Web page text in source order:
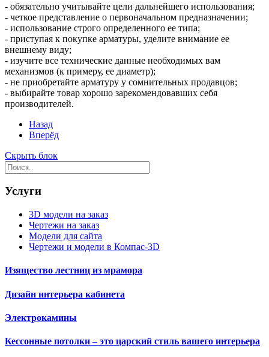
- обязательно учитывайте цели дальнейшего использования;
- четкое представление о первоначальном предназначении;
- использование строго определенного ее типа;
- приступая к покупке арматуры, уделите внимание ее
внешнему виду;
- изучите все технические данные необходимых вам
механизмов (к примеру, ее диаметр);
- не приобретайте арматуру у сомнительных продавцов;
- выбирайте товар хорошо зарекомендовавших себя
производителей.
Назад
Вперёд
Скрыть блок
Услуги
3D модели на заказ
Чертежи на заказ
Модели для сайта
Чертежи и модели в Компас-3D
Изящество лестниц из мрамора
Дизайн интерьера кабинета
Электрокамины
Кессонные потолки – это царский стиль вашего интерьера